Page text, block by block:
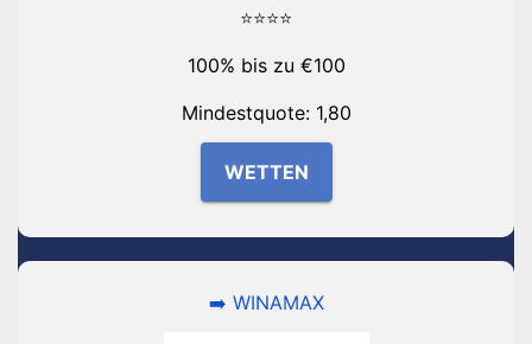
⭐⭐⭐⭐
100% bis zu €100
Mindestquote: 1,80
WETTEN
➡️ WINAMAX